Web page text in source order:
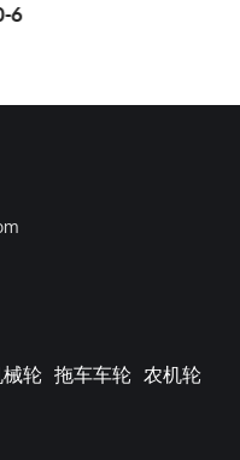
13X3.00 3.25-8
轮 拖车车轮 农机轮